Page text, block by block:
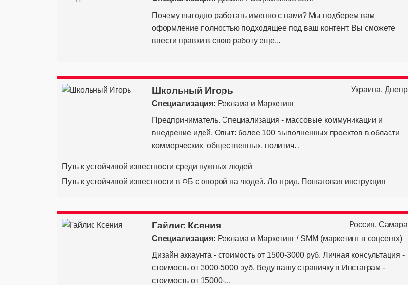
Почему выгодно работать именно с нами? Мы подберем вам
оформление полностью подходящее под ваш контент. Вы сможете
ввести правки в свою работу еще...
Школьный Игорь
Украина, Днепр
Специализация: Реклама и Маркетинг
Предприниматель. Специализация - массовые коммуникации и
внедрение идей. Опыт: более 100 выполненных проектов в области
коммерческих, общественных, политич...
Путь к устойчивой известности среди нужных людей
Путь к устойчивой известности в ФБ с опорой на людей. Лонгрид. Пошаговая инструкция
Гайлис Ксения
Россия, Самара
Специализация: Реклама и Маркетинг / SMM (маркетинг в соцсетях)
Дизайн аккаунта - стоимость от 1500-3000 руб. Личная консультация -
стоимость от 3000-5000 руб. Веду вашу страничку в Инстаграм -
стоимость от 15000-...